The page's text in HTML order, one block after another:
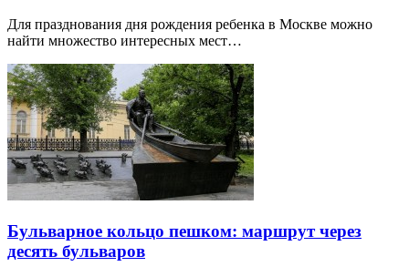
Для празднования дня рождения ребенка в Москве можно
найти множество интересных мест…
Бульварное кольцо пешком: маршрут через
десять бульваров